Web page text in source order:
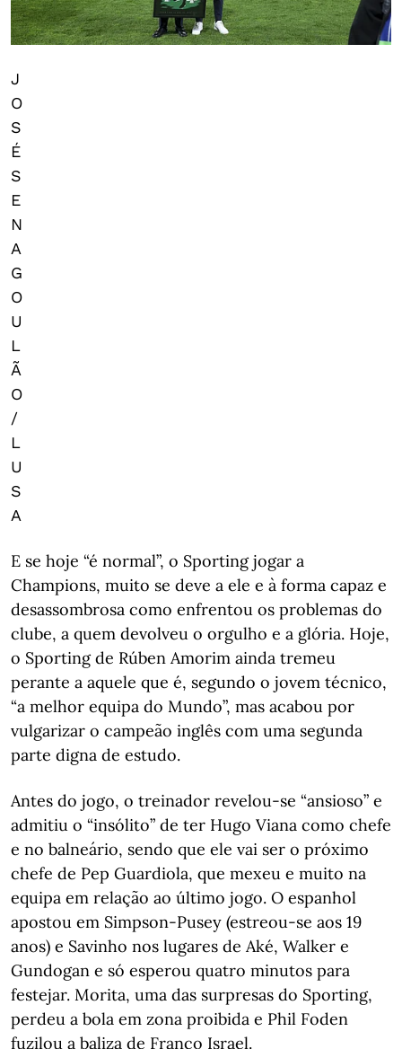
J
O
S
É
S
E
N
A
G
O
U
L
Ã
O
/
L
U
S
A
E se hoje “é normal”, o Sporting jogar a
Champions, muito se deve a ele e à forma capaz e
desassombrosa como enfrentou os problemas do
clube, a quem devolveu o orgulho e a glória. Hoje,
o Sporting de Rúben Amorim ainda tremeu
perante a aquele que é, segundo o jovem técnico,
“a melhor equipa do Mundo”, mas acabou por
vulgarizar o campeão inglês com uma segunda
parte digna de estudo.
Antes do jogo, o treinador revelou-se “ansioso” e
admitiu o “insólito” de ter Hugo Viana como chefe
e no balneário, sendo que ele vai ser o próximo
chefe de Pep Guardiola, que mexeu e muito na
equipa em relação ao último jogo. O espanhol
apostou em Simpson-Pusey (estreou-se aos 19
anos) e Savinho nos lugares de Aké, Walker e
Gundogan e só esperou quatro minutos para
festejar. Morita, uma das surpresas do Sporting,
perdeu a bola em zona proibida e Phil Foden
fuzilou a baliza de Franco Israel.